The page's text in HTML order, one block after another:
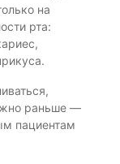
на
рта:
раньше —
пациентам